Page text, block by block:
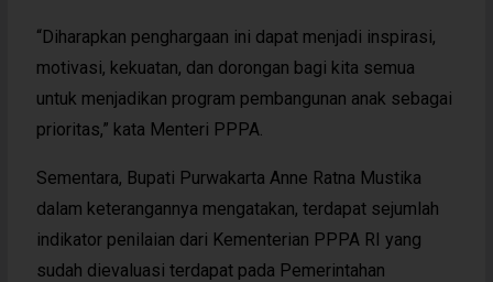
“Diharapkan penghargaan ini dapat menjadi inspirasi,
motivasi, kekuatan, dan dorongan bagi kita semua
untuk menjadikan program pembangunan anak sebagai
prioritas,” kata Menteri PPPA.
Sementara, Bupati Purwakarta Anne Ratna Mustika
dalam keterangannya mengatakan, terdapat sejumlah
indikator penilaian dari Kementerian PPPA RI yang
sudah dievaluasi terdapat pada Pemerintahan